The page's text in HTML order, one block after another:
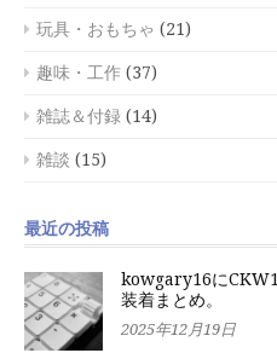
玩具・おもちゃ (21)
趣味・工作 (37)
雑誌＆付録 (14)
雑談 (15)
最近の投稿
kowgary16に
装着まとめ。
2025年12月19日